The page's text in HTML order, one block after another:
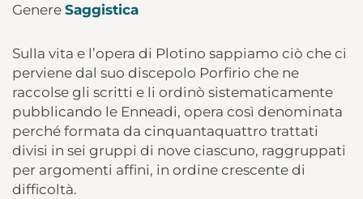
Genere Saggistica
Sulla vita e l’opera di Plotino sappiamo ciò che ci
perviene dal suo discepolo Porfirio che ne
raccolse gli scritti e li ordinò sistematicamente
pubblicando le Enneadi, opera così denominata
perché formata da cinquantaquattro trattati
divisi in sei gruppi di nove ciascuno, raggruppati
per argomenti affini, in ordine crescente di
difficoltà.